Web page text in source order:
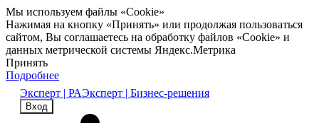
Мы используем файлы «Cookie»
Нажимая на кнопку «Принять» или продолжая пользоваться
сайтом, Вы соглашаетесь на обработку файлов «Cookie» и
данных метрической системы Яндекс.Метрика
Принять
Подробнее
Эксперт | РАЭксперт | Бизнес-решения
Вход